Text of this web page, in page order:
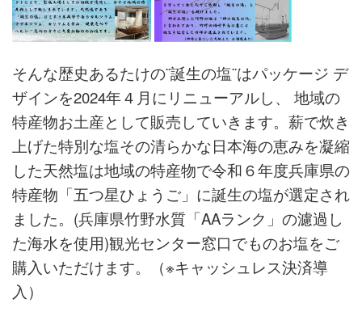
そんな歴史あるたけの¨誕生の塩¨はパッケージ デ
ザインを2024年４月にリニューアルし、 地域の
特産物お土産として販売していきます。 薪で炊き
上げた特別な塩その清らかな日本海の恵みを凝縮
した天然塩は地域の特産物で令和６年度兵庫県の
特産物「五つ星ひょうご」に誕生の塩が選定され
ました。(兵庫県竹野水質「AAランク」の濾過し
た海水を使用)観光センター窓口でものお塩をご
購入いただけます。（※キャッシュレス決済導
入）